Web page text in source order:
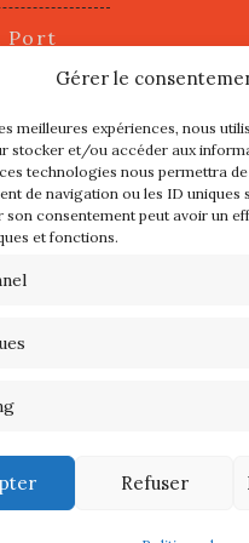
Gérer le
meilleures expériences, nous
stocker et/ou accéder aux
technologies nous permettra
de navigation ou les ID uniques
son consentement peut avoir un
et fonctions.
Refuser
Port
juillet
3 Mai
de